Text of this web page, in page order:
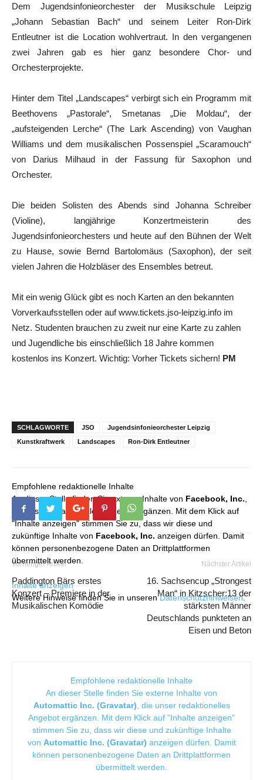
Dem Jugendsinfonieorchester der Musikschule Leipzig
„Johann Sebastian Bach“ und seinem Leiter Ron-Dirk
Entleutner ist die Location wohlvertraut. In den vergangenen
zwei Jahren gab es hier ganz besondere Chor- und
Orchesterprojekte.
Hinter dem Titel „Landscapes“ verbirgt sich ein Programm mit
Beethovens „Pastorale“, Smetanas „Die Moldau“, der
„aufsteigenden Lerche“ (The Lark Ascending) von Vaughan
Williams und dem musikalischen Possenspiel „Scaramouch“
von Darius Milhaud in der Fassung für Saxophon und
Orchester.
Die beiden Solisten des Abends sind Johanna Schreiber
(Violine), langjährige Konzertmeisterin des
Jugendsinfonieorchesters und heute auf den Bühnen der Welt
zu Hause, sowie Bernd Bartolomäus (Saxophon), der seit
vielen Jahren die Holzbläser des Ensembles betreut.
Mit ein wenig Glück gibt es noch Karten an den bekannten
Vorverkaufsstellen oder auf www.tickets.jso-leipzig.info im
Netz. Studenten brauchen zu zweit nur eine Karte zu zahlen
und Jugendliche bis einschließlich 18 Jahre kommen
kostenlos ins Konzert. Wichtig: Vorher Tickets sichern! PM
SCHLAGWORTE JSO
Jugendsinfonieorchester Leipzig
Kunstkraftwerk
Landscapes Ron-Dirk Entleutner
Empfohlene redaktionelle Inhalte
An dieser Stelle finden Sie externe Inhalte von Facebook, Inc.
die unser redaktionelles Angebot ergänzen. Mit dem Klick auf
"Inhalte anzeigen" stimmen Sie zu, dass wir diese und
zukünftige Inhalte von Facebook, Inc. anzeigen dürfen. Damit
können personenbezogene Daten an Drittplattformen
übermittelt werden.
Inhalte anzeigen
Weitere Hinweise finden Sie in unserenDatenschutzhinweisen.
Vorheriger Artikel
Paddington Bärs erstes
Konzert – Premiere in der
Musikalischen Komödie
Nächster Artikel
16. Sachsencup „Strongest
Man“ in Kitzscher:13 der
stärksten Männer
Deutschlands punkteten an
Eisen und Beton
Empfohlene redaktionelle Inhalte
An dieser Stelle finden Sie externe Inhalte von
Automattic Inc. (Gravatar) , die unser redaktionelles
Angebot ergänzen. Mit dem Klick auf "Inhalte anzeigen"
stimmen Sie zu, dass wir diese und zukünftige Inhalte
von Automattic Inc. (Gravatar) anzeigen dürfen. Damit
können personenbezogene Daten an Drittplattformen
übermittelt werden.